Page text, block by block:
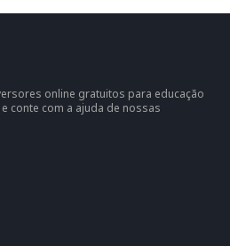
online gratuitos para educação
conte com a ajuda de nossas